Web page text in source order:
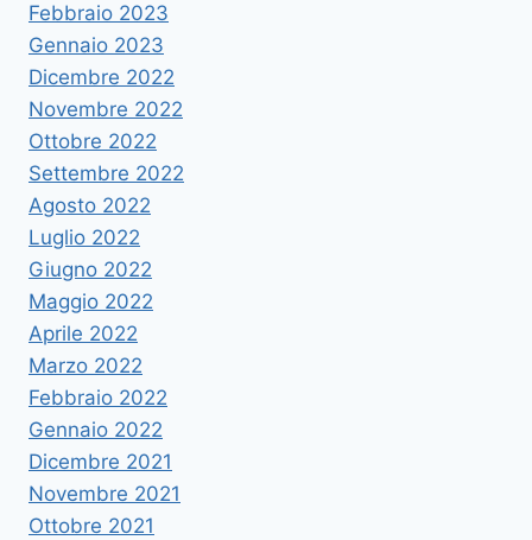
Febbraio 2023
Gennaio 2023
Dicembre 2022
Novembre 2022
Ottobre 2022
Settembre 2022
Agosto 2022
Luglio 2022
Giugno 2022
Maggio 2022
Aprile 2022
Marzo 2022
Febbraio 2022
Gennaio 2022
Dicembre 2021
Novembre 2021
Ottobre 2021